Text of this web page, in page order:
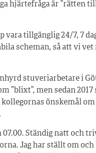
hjärtefråga är ”rätten
vara tillgänglig 24/7, 7
scheman, så att vi vet
stuveriarbetare i
”blixt”, men sedan 2017
önskemål om
07.00. Ständig natt och
Jag har ställt om